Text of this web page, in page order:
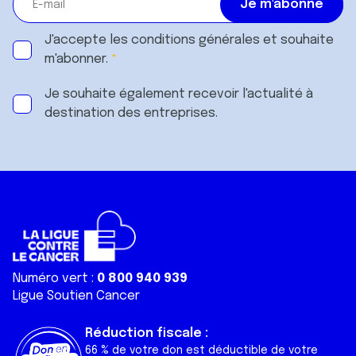
J'accepte les conditions générales et souhaite
m'abonner.
Je souhaite également recevoir l'actualité à
destination des entreprises.
Numéro vert : 0 800 940 939
Ligue Soutien Cancer
Réduction fiscale :
66 % de votre don est déductible de votre